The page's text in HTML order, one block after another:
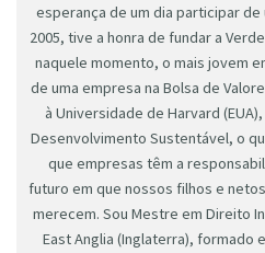
esperança de um dia participar de
2005, tive a honra de fundar a
naquele momento, o mais jovem
de uma empresa na Bolsa de
à Universidade de Harvard
Desenvolvimento Sustentável, o
que empresas têm a
futuro em que nossos filhos e
merecem. Sou Mestre em Direito
East Anglia (Inglaterra), formado